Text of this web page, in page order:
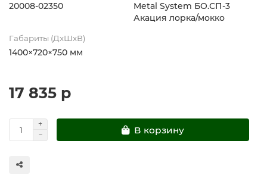
20008-02350
Metal System БО.СП-3
Акация лорка/мокко
Габариты (ДхШхВ)
1400×720×750 мм
17 835 р
В корзину